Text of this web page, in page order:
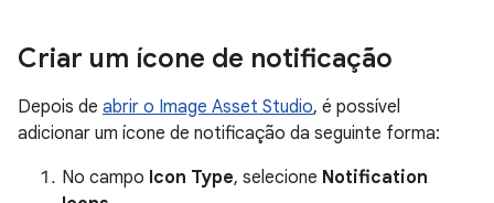
Criar um ícone de notificação
Depois de abrir o Image Asset Studio, é possível
adicionar um ícone de notificação da seguinte forma:
No campo Icon Type, selecione Notification